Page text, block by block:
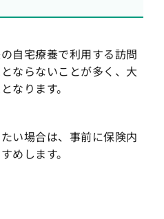
自宅療養で利用する訪問
ならないことが多く、大
なります。
い場合は、事前に保険内
めします。